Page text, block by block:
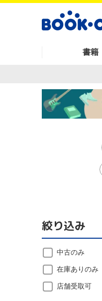
書籍
絞り込み
中古のみ
在庫ありのみ
店舗受取可